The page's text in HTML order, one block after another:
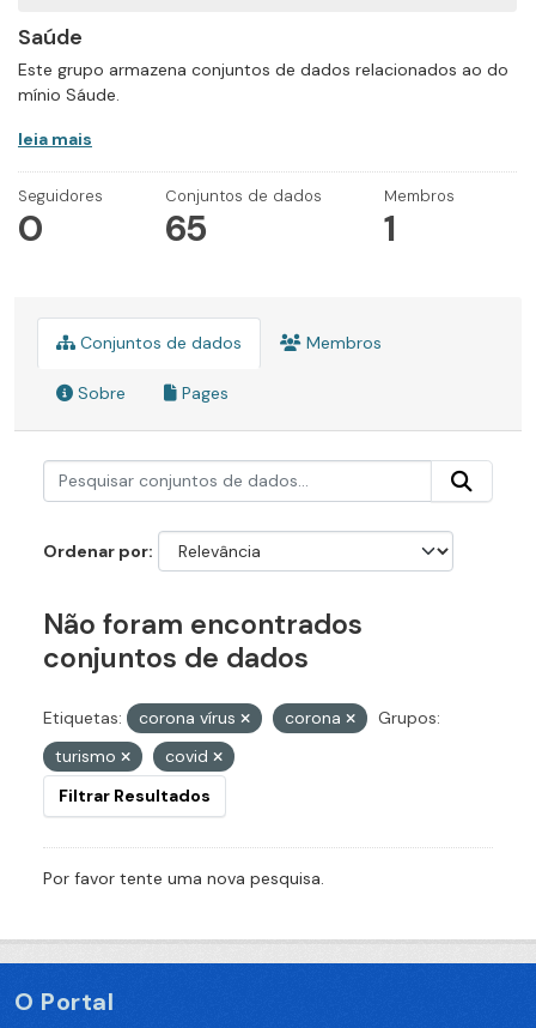
Saúde
Este grupo armazena conjuntos de dados relacionados ao do
mínio Sáude.
leia mais
Seguidores
0
Conjuntos de dados
65
Membros
1
Conjuntos de dados Membros
Sobre Pages
Ordenar por
Não foram encontrados
conjuntos de dados
Etiquetas: corona vírus corona
Grupos:
turismo
covid
Filtrar Resultados
Por favor tente uma nova pesquisa.
O Portal